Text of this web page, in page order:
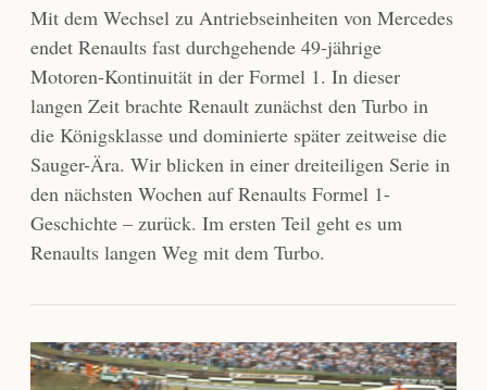
Mit dem Wechsel zu Antriebseinheiten von Mercedes
endet Renaults fast durchgehende 49-jährige
Motoren-Kontinuität in der Formel 1. In dieser
langen Zeit brachte Renault zunächst den Turbo in
die Königsklasse und dominierte später zeitweise die
Sauger-Ära. Wir blicken in einer dreiteiligen Serie in
den nächsten Wochen auf Renaults Formel 1-
Geschichte – zurück. Im ersten Teil geht es um
Renaults langen Weg mit dem Turbo.